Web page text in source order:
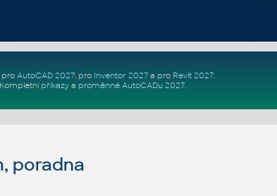
pro AutoCAD 2027, pro Inventor 2027a pro Revit 2027.
Kompletní příkazya proměnné AutoCADu 2027.
poradna